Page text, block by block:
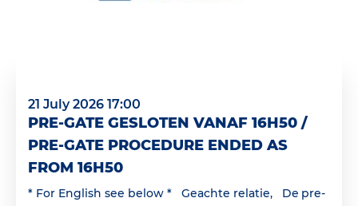
21 July 2026 17:00
PRE-GATE GESLOTEN VANAF 16H50 /
PRE-GATE PROCEDURE ENDED AS
FROM 16H50
* For English see below * Geachte relatie, De pre-